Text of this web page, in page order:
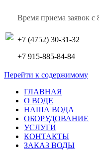
Время приема заявок с
+7 (4752) 30-31-32
+7 915-885-84-84
Перейти к содержимому
ГЛАВНАЯ
О ВОДЕ
НАША ВОДА
ОБОРУДОВАНИЕ
УСЛУГИ
КОНТАКТЫ
ЗАКАЗ ВОДЫ